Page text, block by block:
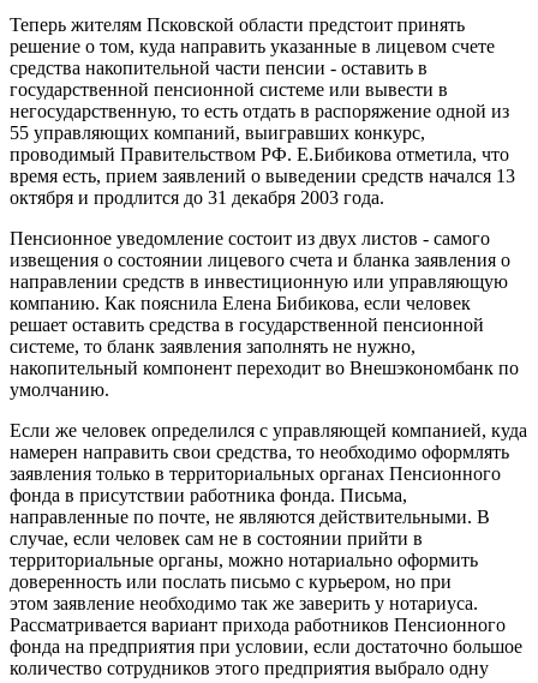
Теперь жителям Псковской области предстоит принять
решение о том, куда направить указанные в лицевом счете
средства накопительной части пенсии - оставить в
государственной пенсионной системе или вывести в
негосударственную, то есть отдать в распоряжение одной из
55 управляющих компаний, выигравших конкурс,
проводимый Правительством РФ. Е.Бибикова отметила, что
время есть, прием заявлений о выведении средств начался 13
октября и продлится до 31 декабря 2003 года.
Пенсионное уведомление состоит из двух листов - самого
извещения о состоянии лицевого счета и бланка заявления о
направлении средств в инвестиционную или управляющую
компанию. Как пояснила Елена Бибикова, если человек
решает оставить средства в государственной пенсионной
системе, то бланк заявления заполнять не нужно,
накопительный компонент переходит во Внешэкономбанк по
умолчанию.
Если же человек определился с управляющей компанией, куда
намерен направить свои средства, то необходимо оформлять
заявления только в территориальных органах Пенсионного
фонда в присутствии работника фонда. Письма,
направленные по почте, не являются действительными. В
случае, если человек сам не в состоянии прийти в
территориальные органы, можно нотариально оформить
доверенность или послать письмо с курьером, но при
этом заявление необходимо так же заверить у нотариуса.
Рассматривается вариант прихода работников Пенсионного
фонда на предприятия при условии, если достаточно большое
количество сотрудников этого предприятия выбрало одну